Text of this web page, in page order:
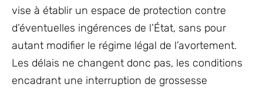
vise à établir un espace de protection contre
d’éventuelles ingérences de l’État, sans pour
autant modifier le régime légal de l’avortement.
Les délais ne changent donc pas, les conditions
encadrant une interruption de grossesse